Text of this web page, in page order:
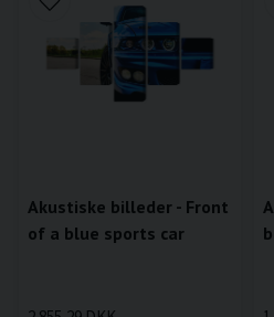
Akustiske billeder - Front
of a blue sports car